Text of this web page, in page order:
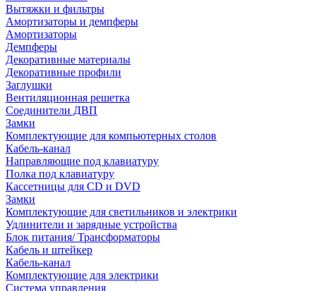
Вытяжки и фильтры
Амортизаторы и демпферы
Амортизаторы
Демпферы
Декоративные материалы
Декоративные профили
Заглушки
Вентиляционная решетка
Соединители ДВП
Замки
Комплектующие для компьютерных столов
Кабель-канал
Направляющие под клавиатуру
Полка под клавиатуру
Кассетницы для CD и DVD
Замки
Комплектующие для светильников и электрики
Удлинители и зарядные устройства
Блок питания/ Трансформаторы
Кабель и штейкер
Кабель-канал
Комплектующие для электрики
Система управления